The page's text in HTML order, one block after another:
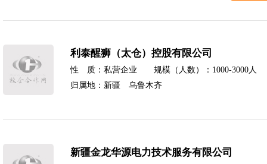
利泰醒狮（太仓）控股有限公司
性 质：私营企业 规模（人数）：1000-3000人
归属地：新疆 乌鲁木齐
新疆金龙华源电力技术服务有限公司